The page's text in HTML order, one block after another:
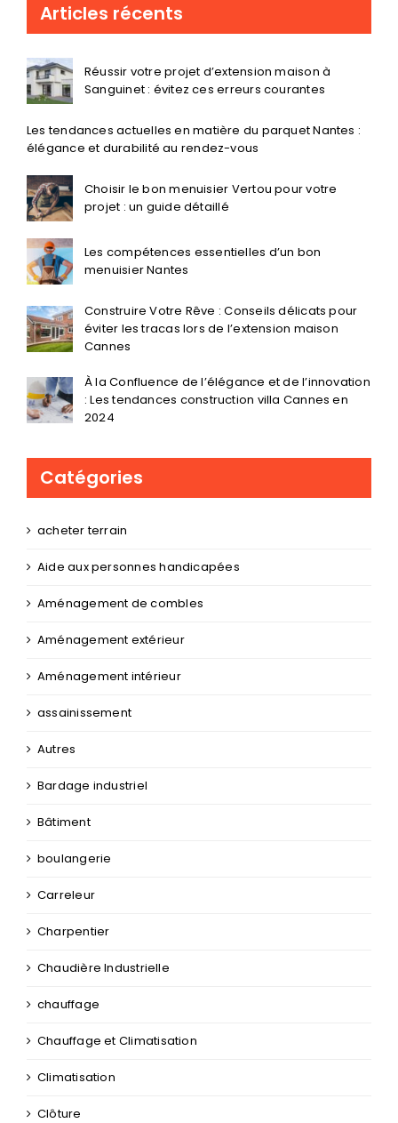
Articles récents
Réussir votre projet d’extension maison à
Sanguinet : évitez ces erreurs courantes
Les tendances actuelles en matière du parquet Nantes :
élégance et durabilité au rendez-vous
Choisir le bon menuisier Vertou pour votre
projet : un guide détaillé
Les compétences essentielles d’un bon
menuisier Nantes
Construire Votre Rêve : Conseils délicats pour
éviter les tracas lors de l’extension maison
Cannes
À la Confluence de l’élégance et de l’innovation
: Les tendances construction villa Cannes en
2024
Catégories
acheter terrain
Aide aux personnes handicapées
Aménagement de combles
Aménagement extérieur
Aménagement intérieur
assainissement
Autres
Bardage industriel
Bâtiment
boulangerie
Carreleur
Charpentier
Chaudière Industrielle
chauffage
Chauffage et Climatisation
Climatisation
Clôture